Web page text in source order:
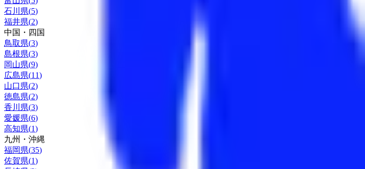
石川県(5)
福井県(2)
中国・四国
鳥取県(3)
島根県(3)
岡山県(9)
広島県(11)
山口県(2)
徳島県(2)
香川県(3)
愛媛県(6)
高知県(1)
九州・沖縄
福岡県(35)
佐賀県(1)